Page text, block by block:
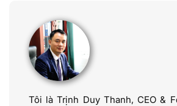
Tôi là Trịnh Duy Thanh, CEO &